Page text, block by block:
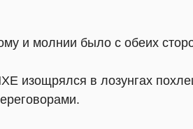
и молнии было с обеих
изощрялся в лозунгах